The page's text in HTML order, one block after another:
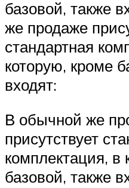
базовой, также
же продаже
стандартная
которую, кроме
входят:
В обычной же
присутствует
комплектация, в
базовой, также